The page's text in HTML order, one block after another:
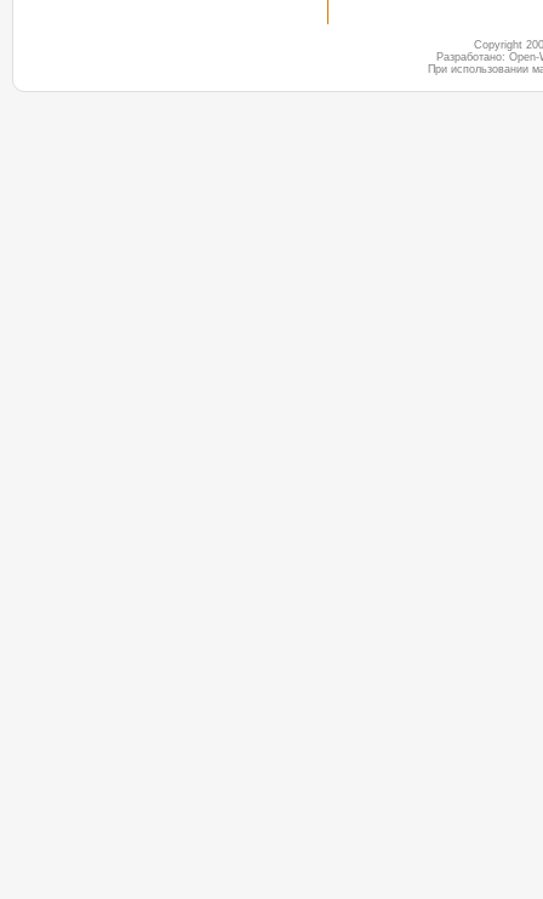
Copyright
Разработано:
При использовании